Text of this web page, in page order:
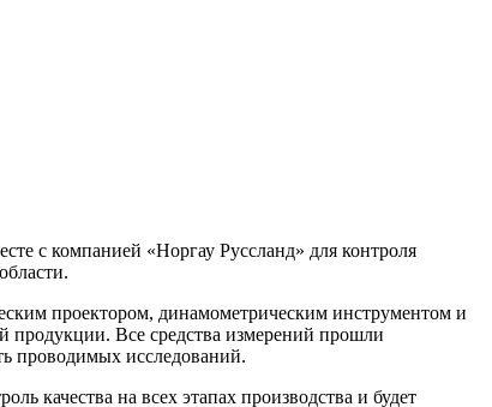
с компанией «Норгау Руссланд» для контроля
проектором, динамометрическим инструментом и
продукции. Все средства измерений прошли
проводимых исследований.
качества на всех этапах производства и будет